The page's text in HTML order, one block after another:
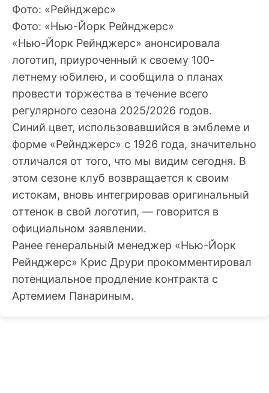
Фото: «Рейнджерс»
Фото: «Нью-Йорк Рейнджерс»
«Нью-Йорк Рейнджерс» анонсировала
логотип, приуроченный к своему 100-
летнему юбилею, и сообщила о планах
провести торжества в течение всего
регулярного сезона 2025/2026 годов.
Синий цвет, использовавшийся в эмблеме и
форме «Рейнджерс» с 1926 года, значительно
отличался от того, что мы видим сегодня. В
этом сезоне клуб возвращается к своим
истокам, вновь интегрировав оригинальный
оттенок в свой логотип, — говорится в
официальном заявлении.
Ранее генеральный менеджер «Нью-Йорк
Рейнджерс» Крис Друри прокомментировал
потенциальное продление контракта с
Артемием Панариным.